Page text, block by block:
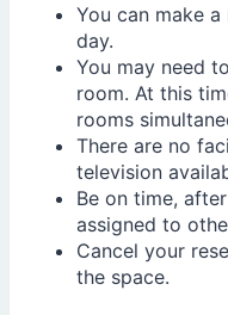
You can make
day.
You may need
room. At this
rooms
There are no
television
Be on time,
assigned to
Cancel your
the space.